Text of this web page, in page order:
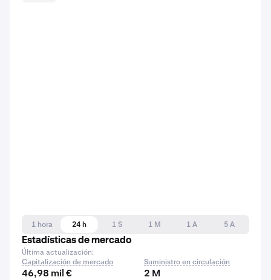
1 hora 24 h 1 S 1 M 1 A
5 A
Estadísticas de mercado
Última actualización:
Capitalización de mercado
46,98 mil €
Suministro en circulación
2 M